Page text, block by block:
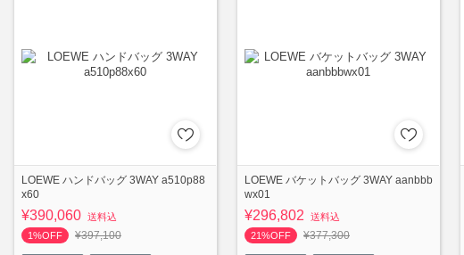
LOEWE ハンドバッグ 3WAY a510p88
x60
¥390,060 送料込
1%OFF
¥397,100
LOEWE バケットバッグ 3WAY aanbbb
wx01
¥296,802
送料込
21%OFF
¥377,300